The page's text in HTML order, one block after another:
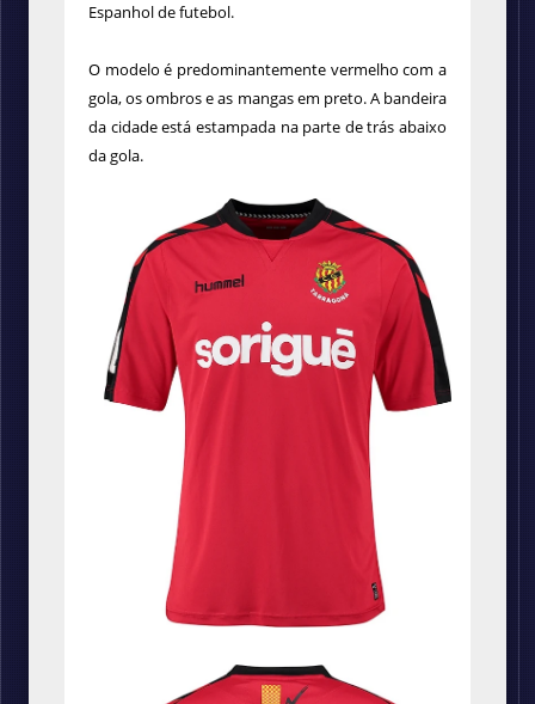
Espanhol de futebol.
O modelo é predominantemente vermelho com a
gola, os ombros e as mangas em preto. A bandeira
da cidade está estampada na parte de trás abaixo
da gola.